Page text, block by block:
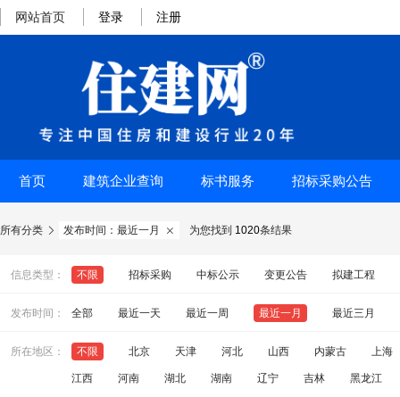
网站首页 登录 注册
首页 建筑企业查询 标书服务 招标采购公告
所有分类  发布时间：最近一月  为您找到 1020条结果
信息类型： 不限 招标采购 中标公示 变更公告 拟建工程
发布时间： 全部 最近一天 最近一周 最近一月 最近三月
所在地区： 不限 北京 天津 河北 山西 内蒙古 上海
江西 河南 湖北 湖南 辽宁 吉林 黑龙江